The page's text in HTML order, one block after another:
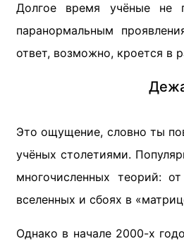
Долгое время учёные не
паранормальным
ответ, возможно, кроется в
Это ощущение, словно ты
учёных столетиями.
многочисленных теорий:
вселенных и сбоях в
Однако в начале 2000-х